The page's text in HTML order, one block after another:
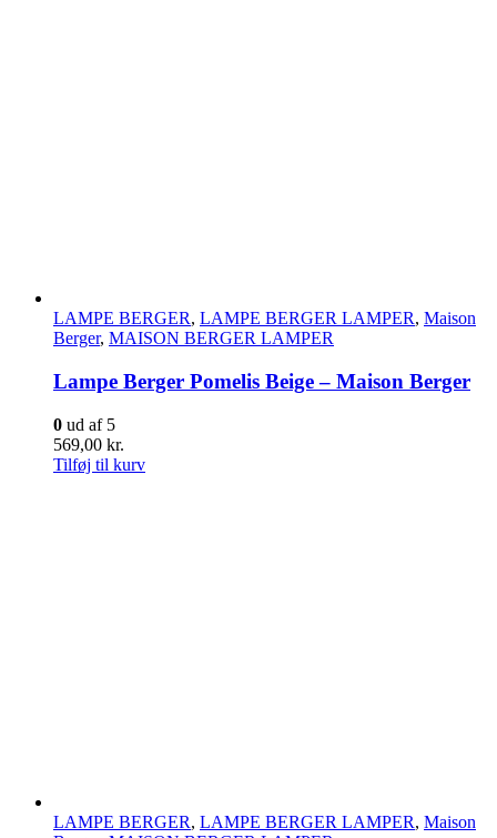
LAMPE BERGER, LAMPE BERGER LAMPER, Maison
Berger, MAISON BERGER LAMPER
Lampe Berger Pomelis Beige – Maison Berger
0 ud af 5
569,00 kr.
Tilføj til kurv
LAMPE BERGER, LAMPE BERGER LAMPER, Maison